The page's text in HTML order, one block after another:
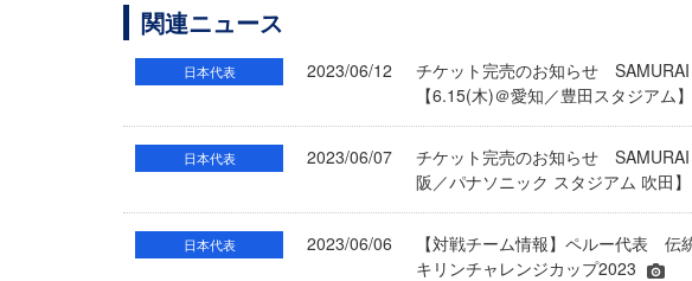
関連ニュース
日本代表 2023/06/12
チケット完売のお知らせ
【6.15(木)＠愛知／豊田スタジアム
日本代表 2023/06/07
チケット完売のお知らせ
阪／パナソニック スタジアム 吹田
日本代表 2023/06/06
【対戦チーム情報】ペルー代表
キリンチャレンジカップ2023